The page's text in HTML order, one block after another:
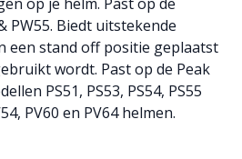
PW55. Biedt uitstekende
een stand off positie geplaatst
wordt. Past op de Peak
PS51, PS53, PS54, PS55
PV60 en PV64 helmen.